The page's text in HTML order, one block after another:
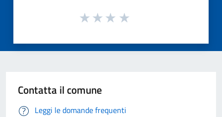
Contatta il comune
Leggi le domande frequenti